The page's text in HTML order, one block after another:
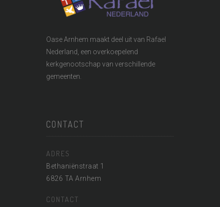
Oase Arnhem maakt deel uit van Rafael
Nederland , een overkoepelend
kerkgenootschap van verschillende
gemeenten.
CONTACT
ADRES
Bethaniënstraat 1
6826 TA Arnhem
CONTACT